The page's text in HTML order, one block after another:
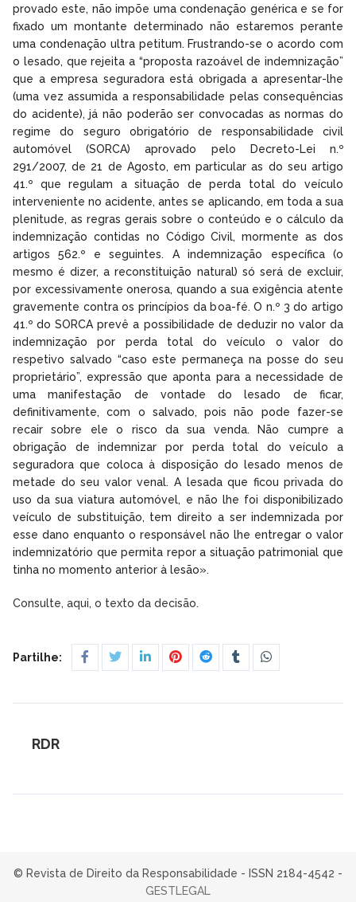
provado este, não impõe uma condenação genérica e se for
fixado um montante determinado não estaremos perante
uma condenação ultra petitum. Frustrando-se o acordo com
o lesado, que rejeita a “proposta razoável de indemnização”
que a empresa seguradora está obrigada a apresentar-lhe
(uma vez assumida a responsabilidade pelas consequências
do acidente), já não poderão ser convocadas as normas do
regime do seguro obrigatório de responsabilidade civil
automóvel (SORCA) aprovado pelo Decreto-Lei n.º
291/2007, de 21 de Agosto, em particular as do seu artigo
41.º que regulam a situação de perda total do veículo
interveniente no acidente, antes se aplicando, em toda a sua
plenitude, as regras gerais sobre o conteúdo e o cálculo da
indemnização contidas no Código Civil, mormente as dos
artigos 562.º e seguintes. A indemnização específica (o
mesmo é dizer, a reconstituição natural) só será de excluir,
por excessivamente onerosa, quando a sua exigência atente
gravemente contra os princípios da boa-fé. O n.º 3 do artigo
41.º do SORCA prevê a possibilidade de deduzir no valor da
indemnização por perda total do veículo o valor do
respetivo salvado “caso este permaneça na posse do seu
proprietário”, expressão que aponta para a necessidade de
uma manifestação de vontade do lesado de ficar,
definitivamente, com o salvado, pois não pode fazer-se
recair sobre ele o risco da sua venda. Não cumpre a
obrigação de indemnizar por perda total do veículo a
seguradora que coloca à disposição do lesado menos de
metade do seu valor venal. A lesada que ficou privada do
uso da sua viatura automóvel, e não lhe foi disponibilizado
veículo de substituição, tem direito a ser indemnizada por
esse dano enquanto o responsável não lhe entregar o valor
indemnizatório que permita repor a situação patrimonial que
tinha no momento anterior à lesão».
Consulte, aqui, o texto da decisão.
Partilhe:
RDR
© Revista de Direito da Responsabilidade - ISSN 2184-4542 -
GESTLEGAL